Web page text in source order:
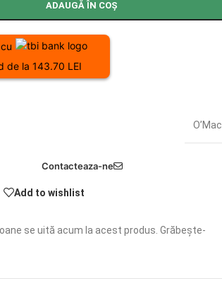
ADAUGĂ ÎN COȘ
de la 143.70 LEI
O’Mac
Contacteaza-ne
Add to wishlist
se uită acum la acest produs. Grăbește-